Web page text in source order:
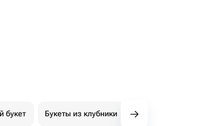
букет Букеты из клубники Букет из конфет